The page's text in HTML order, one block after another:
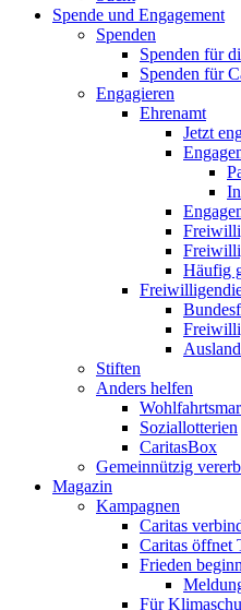
Spende und Engagement
Spenden
Spenden für
Spenden für
Engagieren
Ehrenamt
Jetzt
Häufig
Stiften
Anders helfen
Soziallotterien
CaritasBox
Gemeinnützig
Magazin
Kampagnen
Caritas
Caritas öffnet
Frieden
Für